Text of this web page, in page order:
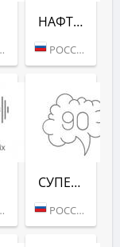
НАФТАЛИН FM (РАДИО РЕКОРД)
РОССИЯ (МОСКВА)
СУПЕРДИСКОТЕКА 90-Х (РАДИО РЕКОРД)
РОССИЯ (МОСКВА)